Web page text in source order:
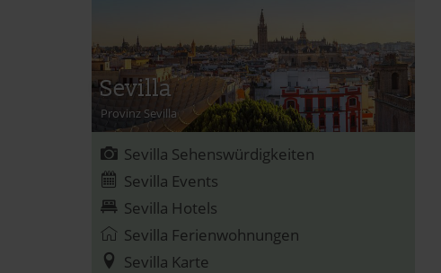
Sevilla
Provinz Sevilla
Sevilla Sehenswürdigkeiten
Sevilla Events
Sevilla Hotels
Sevilla Ferienwohnungen
Sevilla Karte